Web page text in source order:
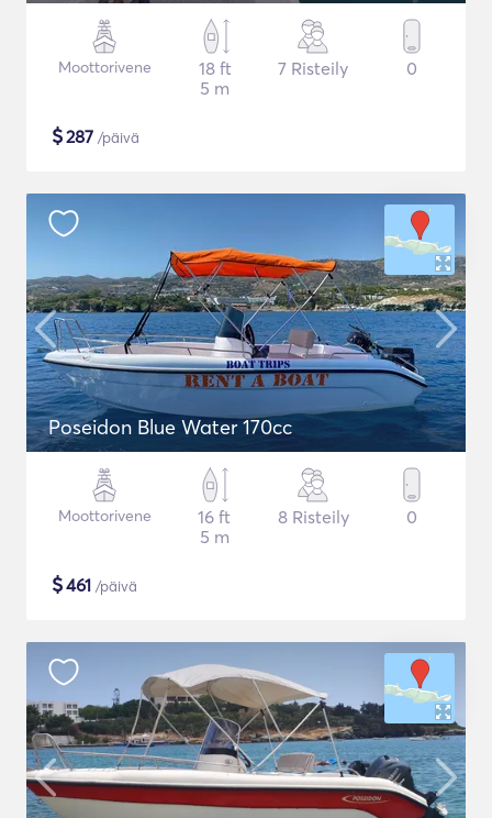
Moottorivene
18 ft
5 m
7 Risteily 0
$287 /päivä
Poseidon Blue Water 170cc
Moottorivene
16 ft
5 m
8 Risteily 0
$461 /päivä